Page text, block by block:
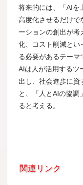
将来的には、「AIを
高度化させるだけで
ーションの創出が考
化、コスト削減とい
る必要があるテーマ
AIは人が活用するツ
出し、社会進歩に資
と、「人とAIの協調
ると考える。
関連リンク